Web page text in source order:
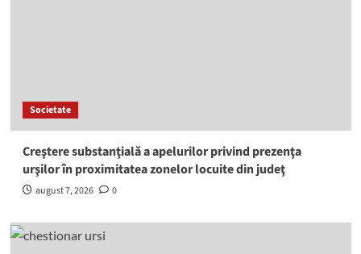
Societate
Creştere substanţială a apelurilor privind prezenţa
urşilor în proximitatea zonelor locuite din judeţ
august 7, 2026 0